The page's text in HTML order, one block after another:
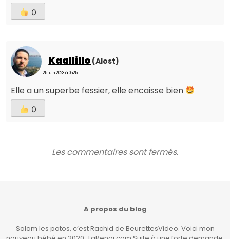
0
Kaallillo (Alost)
25 juin 2023 à 0h25
Elle a un superbe fessier, elle encaisse bien
0
Les commentaires sont fermés.
A propos du blog
Salam les potos, c’est Rachid de BeurettesVideo. Voici mon